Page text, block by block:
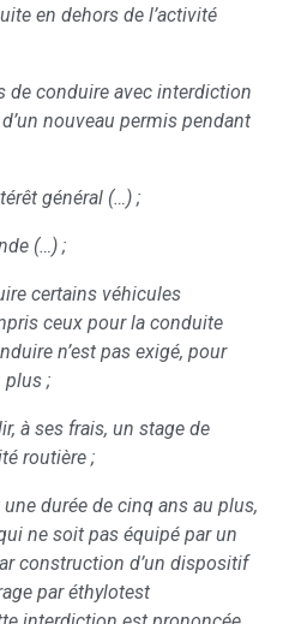
en dehors de l’activité
de conduire avec interdiction
nouveau permis pendant
général (…) ;
(…) ;
certains véhicules
ceux pour la conduite
n’est pas exigé, pour
plus ;
à ses frais, un stage de
routière ;
durée de cinq ans au plus,
ne soit pas équipé par un
construction d’un dispositif
par éthylotest